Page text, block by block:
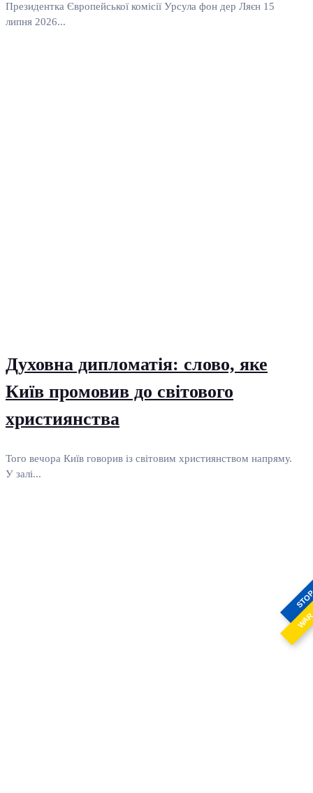
Президентка Європейської комісії Урсула фон дер Ляєн 15
липня 2026...
Духовна дипломатія: слово, яке
Київ промовив до світового
християнства
Того вечора Київ говорив із світовим християнством напряму.
У залі...